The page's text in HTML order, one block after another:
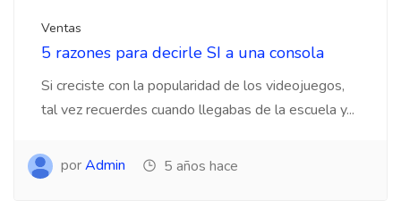
Ventas
5 razones para decirle SI a una consola
Si creciste con la popularidad de los videojuegos,
tal vez recuerdes cuando llegabas de la escuela y...
porAdmin 5 años hace